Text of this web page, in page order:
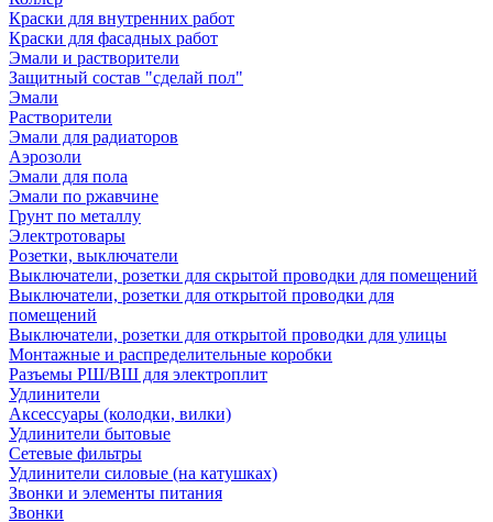
Краски для внутренних работ
Краски для фасадных работ
Эмали и растворители
Защитный состав "сделай пол"
Эмали
Растворители
Эмали для радиаторов
Аэрозоли
Эмали для пола
Эмали по ржавчине
Грунт по металлу
Электротовары
Розетки, выключатели
Выключатели, розетки для скрытой проводки для помещений
Выключатели, розетки для открытой проводки для
помещений
Выключатели, розетки для открытой проводки для улицы
Монтажные и распределительные коробки
Разъемы РШ/ВШ для электроплит
Удлинители
Аксессуары (колодки, вилки)
Удлинители бытовые
Сетевые фильтры
Удлинители силовые (на катушках)
Звонки и элементы питания
Звонки